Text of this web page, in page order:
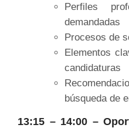
Perfiles
demandadas
Procesos de
Elementos
candidaturas
búsqueda de
13:15 – 14:00 –